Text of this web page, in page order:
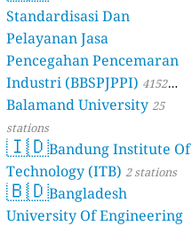
Standardisasi Dan
Pelayanan Jasa
Pencegahan Pencemaran
Industri (BBSPJPPI) 4152
stations
Balamand University25
stations
🇮🇩Bandung Institute Of
Technology (ITB) 2 stations
🇧🇩Bangladesh
University Of Engineering